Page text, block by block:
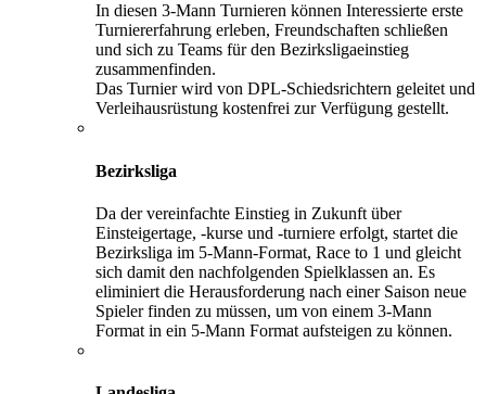
In diesen 3-Mann Turnieren können Interessierte erste
Turniererfahrung erleben, Freundschaften schließen
und sich zu Teams für den Bezirksligaeinstieg
zusammenfinden.
Das Turnier wird von DPL-Schiedsrichtern geleitet und
Verleihausrüstung kostenfrei zur Verfügung gestellt.
Bezirksliga
Da der vereinfachte Einstieg in Zukunft über
Einsteigertage, -kurse und -turniere erfolgt, startet die
Bezirksliga im 5-Mann-Format, Race to 1 und gleicht
sich damit den nachfolgenden Spielklassen an. Es
eliminiert die Herausforderung nach einer Saison neue
Spieler finden zu müssen, um von einem 3-Mann
Format in ein 5-Mann Format aufsteigen zu können.